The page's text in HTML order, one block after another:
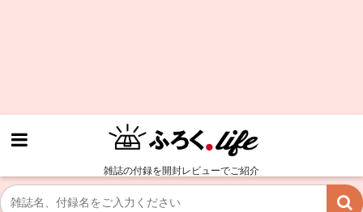
雑誌の付録を開封レビューでご紹介